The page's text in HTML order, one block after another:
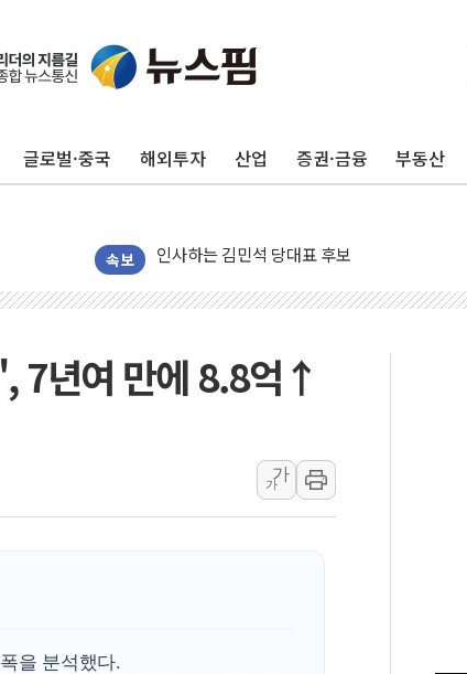
글로벌·중국 해외투자 산업 증권·금융 부동산
속보
포항시 재난예산 40억 긴급 투입…고수온 양식
울진·영덕 '호우특보'-포항 '산사태 주의보
인천 합동연설회 나선 송영길·정청래·김민석
김민석, 2주차 제주·인천 경선서 정청래에
[속보] 민주, 제주·인천 경선 결과 발표...김민
[속보] 민주, 인천 경선 결과 발표...김민석
이번주 국내 주요 금융일정(8.10~8.14)
美, 이란전 출구전략 만지작…공습 한계·탄약
폐기물 수거하다 참변…60대 환경미화원 수거
서울 중랑구 주택가서 흉기 난동…60대 남성 2
李대통령 "결혼 때문에 손해 보는 일 없게"…'
여수 오동도 인근 해상서 모터보트 전복…1명
7년여 만에 8.8억↑
가
가
을 분석했다.